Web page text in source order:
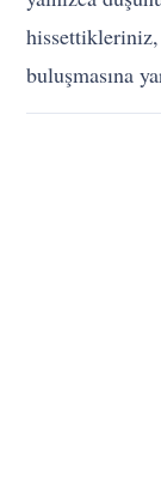
buluşmasına